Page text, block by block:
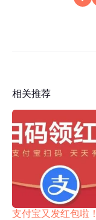
相关推荐
支付宝又发红包啦